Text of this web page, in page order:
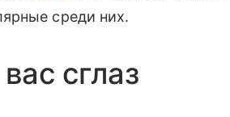
среди них.
сглаз